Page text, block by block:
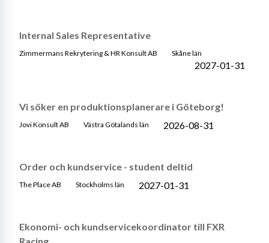
Internal Sales Representative
Zimmermans Rekrytering & HR Konsult AB Skåne län
2027-01-31
Vi söker en produktionsplanerare i Göteborg!
Jovi Konsult AB Västra Götalands län 2026-08-31
Order och kundservice - student deltid
The Place AB Stockholms län 2027-01-31
Ekonomi- och kundservicekoordinator till FXR